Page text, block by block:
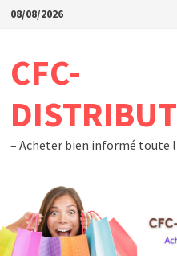
Passer
08/08/2026
CFC-
– Acheter bien informé toute